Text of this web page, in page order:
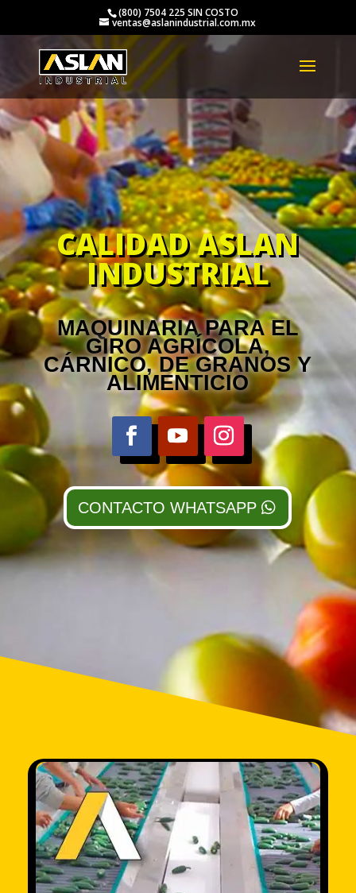
(800) 7504 225 SIN COSTO
ventas@aslanindustrial.com.mx
CALIDAD ASLAN
INDUSTRIAL
MAQUINARIA PARA EL
GIRO AGRÍCOLA,
CÁRNICO, DE GRANOS Y
ALIMENTICIO
CONTACTO WHATSAPP